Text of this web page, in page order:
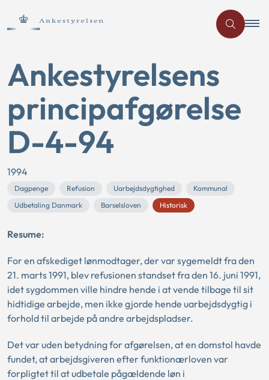
Ankestyrelsens
principafgørelse
D-4-94
1994
Dagpenge Refusion Uarbejdsdygtighed
Kommunal
Udbetaling Danmark
Barselsloven Historisk
Resume:
For en afskediget lønmodtager, der var sygemeldt fra den
21. marts 1991, blev refusionen standset fra den 16. juni 1991,
idet sygdommen ville hindre hende i at vende tilbage til sit
hidtidige arbejde, men ikke gjorde hende uarbejdsdygtig i
forhold til arbejde på andre arbejdspladser.
Det var uden betydning for afgørelsen, at en domstol havde
fundet, at arbejdsgiveren efter funktionærloven var
forpligtet til at udbetale pågældende løn i